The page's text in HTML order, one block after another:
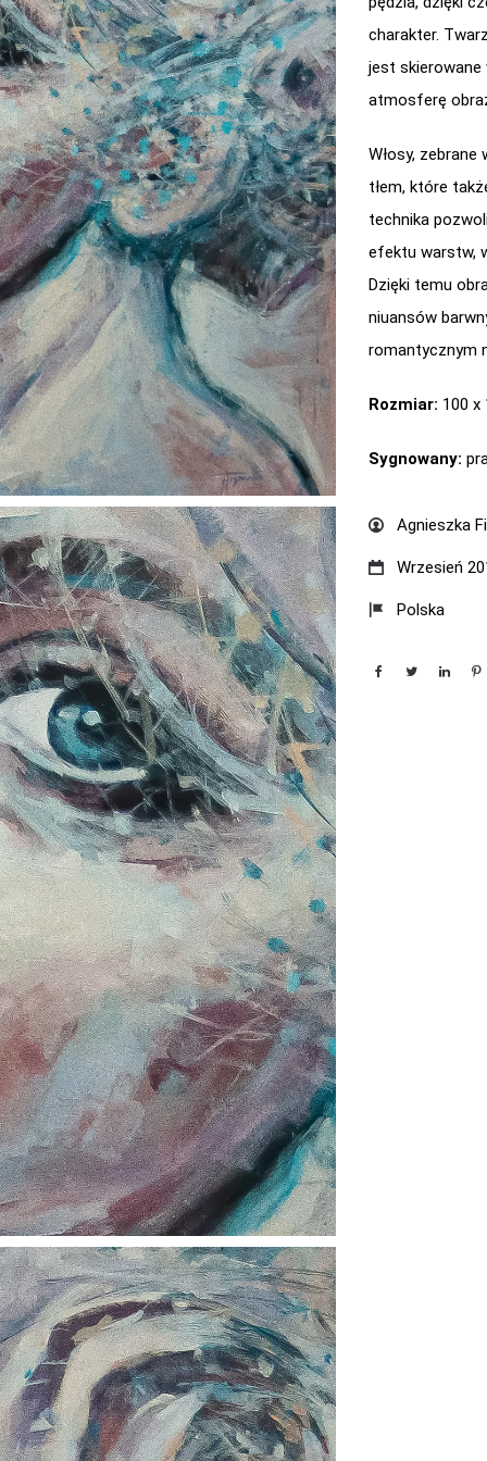
charakter.
jest skierowane
atmosferę
Włosy,
tłem, które
technika
efektu warstw,
Dzięki temu
niuansów
romantycznym
Rozmiar: 100 x
Sygnowany:
Agnieszka
Wrzesień
Polska